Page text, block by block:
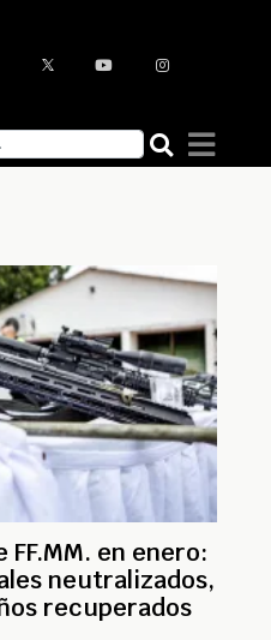
en enero:
neutralizados,
recuperados